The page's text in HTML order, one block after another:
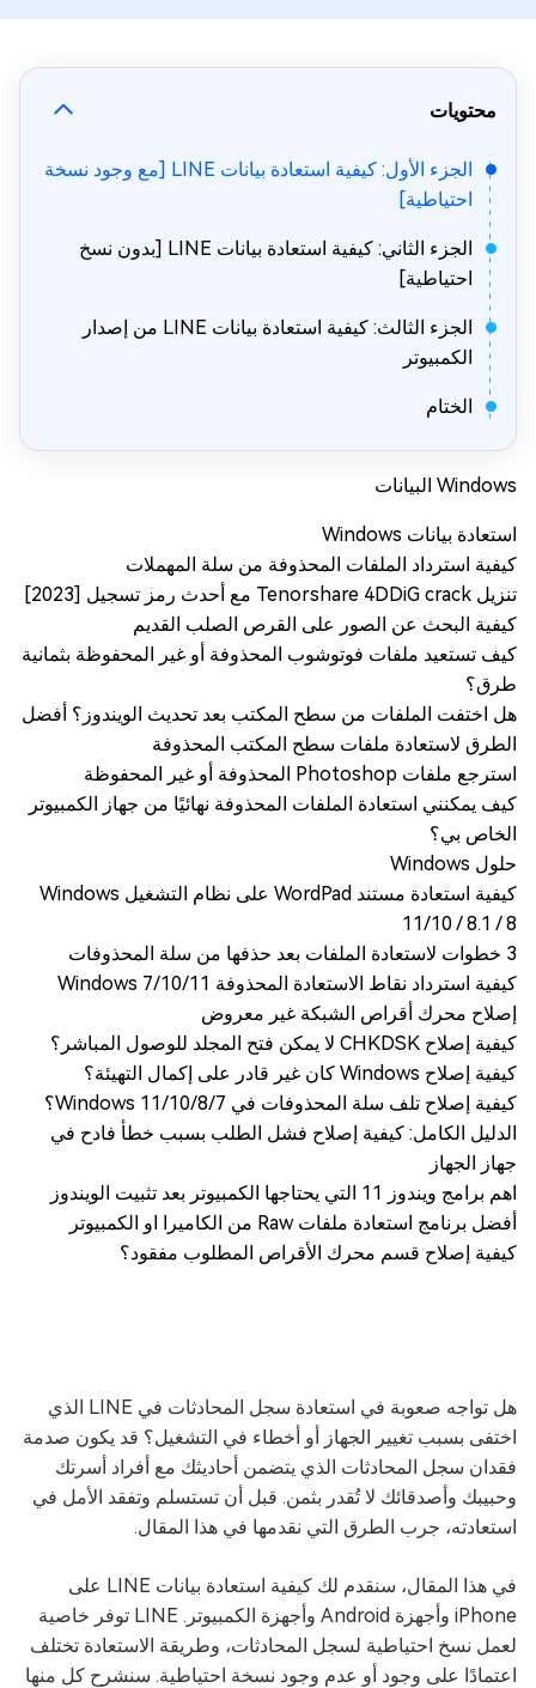
محتويات
الجزء الأول: كيفية استعادة بيانات LINE [مع وجود نسخة
احتياطية]
الجزء الثاني: كيفية استعادة بيانات LINE [بدون نسخ
احتياطية]
الجزء الثالث: كيفية استعادة بيانات LINE من إصدار
الكمبيوتر
الختام
Windows البيانات
استعادة بيانات Windows
كيفية استرداد الملفات المحذوفة من سلة المهملات
تنزيل Tenorshare 4DDiG crack مع أحدث رمز تسجيل [2023]
كيفية البحث عن الصور على القرص الصلب القديم
كيف تستعيد ملفات فوتوشوب المحذوفة أو غير المحفوظة بثمانية
طرق؟
هل اختفت الملفات من سطح المكتب بعد تحديث الويندوز؟ أفضل
الطرق لاستعادة ملفات سطح المكتب المحذوفة
استرجع ملفات Photoshop المحذوفة أو غير المحفوظة
كيف يمكنني استعادة الملفات المحذوفة نهائيًا من جهاز الكمبيوتر
الخاص بي؟
حلول Windows
كيفية استعادة مستند WordPad على نظام التشغيل Windows
11/10 / 8.1 / 8
3 خطوات لاستعادة الملفات بعد حذفها من سلة المحذوفات
كيفية استرداد نقاط الاستعادة المحذوفة Windows 7/10/11
إصلاح محرك أقراص الشبكة غير معروض
كيفية إصلاح CHKDSK لا يمكن فتح المجلد للوصول المباشر؟
كيفية إصلاح Windows كان غير قادر على إكمال التهيئة؟
كيفية إصلاح تلف سلة المحذوفات في Windows 11/10/8/7؟
الدليل الكامل: كيفية إصلاح فشل الطلب بسبب خطأ فادح في
جهاز الجهاز
اهم برامج ويندوز 11 التي يحتاجها الكمبيوتر بعد تثبيت الويندوز
أفضل برنامج استعادة ملفات Raw من الكاميرا او الكمبيوتر
كيفية إصلاح قسم محرك الأقراص المطلوب مفقود؟
هل تواجه صعوبة في استعادة سجل المحادثات في LINE الذي
اختفى بسبب تغيير الجهاز أو أخطاء في التشغيل؟ قد يكون صدمة
فقدان سجل المحادثات الذي يتضمن أحاديثك مع أفراد أسرتك
وحبيبك وأصدقائك لا تُقدر بثمن. قبل أن تستسلم وتفقد الأمل في
استعادته، جرب الطرق التي نقدمها في هذا المقال.
في هذا المقال، سنقدم لك كيفية استعادة بيانات LINE على
iPhone وأجهزة Android وأجهزة الكمبيوتر. LINE توفر خاصية
لعمل نسخ احتياطية لسجل المحادثات، وطريقة الاستعادة تختلف
اعتمادًا على وجود أو عدم وجود نسخة احتياطية. سنشرح كل منها